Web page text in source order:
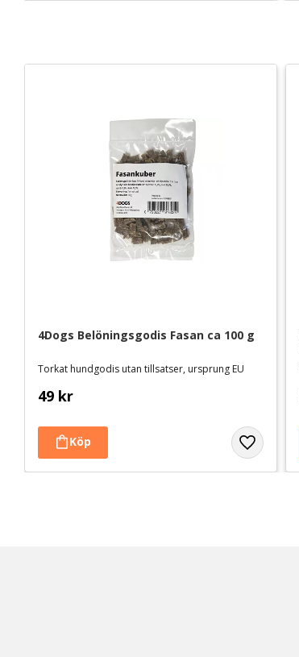
4Dogs Belöningsgodis Fasan ca 100 g
Torkat hundgodis utan tillsatser, ursprung EU
49 kr